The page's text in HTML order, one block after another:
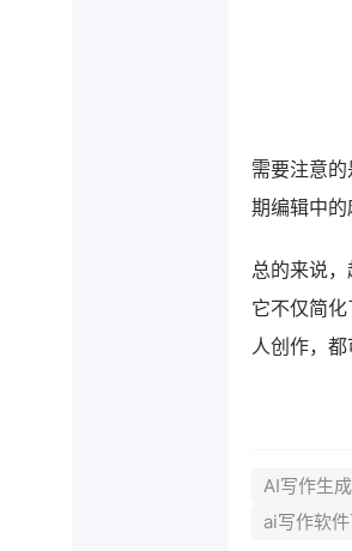
需要注意
期编辑中的
总的来说
它不仅简
人创作，都
AI写作生
ai写作软